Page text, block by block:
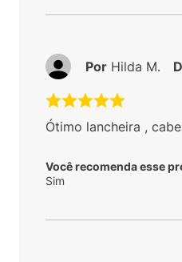
Ótimo lancheira ,
Você recomenda esse
Sim
Por Hilda M.